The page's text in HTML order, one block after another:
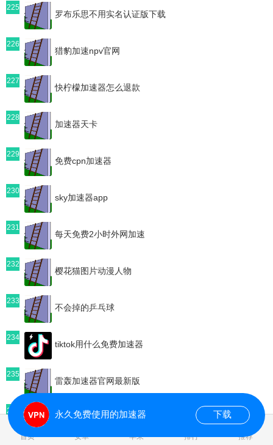
225
罗布乐思不用实名认证版下载
226
猎豹加速npv官网
227
快柠檬加速器怎么退款
228
加速器天卡
229
免费cpn加速器
230
sky加速器app
231
每天免费2小时外网加速
232
樱花猫图片动漫人物
233
不会掉的乒乓球
234
tiktok用什么免费加速器
235
雷轰加速器官网最新版
236
免费加速器试用24小时有效
首页 安卓 苹果 排行 推荐
永久免费使用的加速器 下载
0.044675s